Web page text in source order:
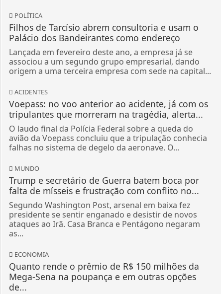
POLÍTICA
Filhos de Tarcísio abrem consultoria e usam o
Palácio dos Bandeirantes como endereço
Lançada em fevereiro deste ano, a empresa já se
associou a um segundo grupo empresarial, dando
origem a uma terceira empresa com sede na capital...
ACIDENTES
Voepass: no voo anterior ao acidente, já com os
tripulantes que morreram na tragédia, alerta...
O laudo final da Polícia Federal sobre a queda do
avião da Voepass concluiu que a tripulação conhecia
falhas no sistema de degelo da aeronave. O...
MUNDO
Trump e secretário de Guerra batem boca por
falta de mísseis e frustração com conflito no...
Segundo Washington Post, arsenal em baixa fez
presidente se sentir enganado e desistir de novos
ataques ao Irã. Casa Branca e Pentágono negaram
as...
ECONOMIA
Quanto rende o prêmio de R$ 150 milhões da
Mega-Sena na poupança e em outras opções
de...